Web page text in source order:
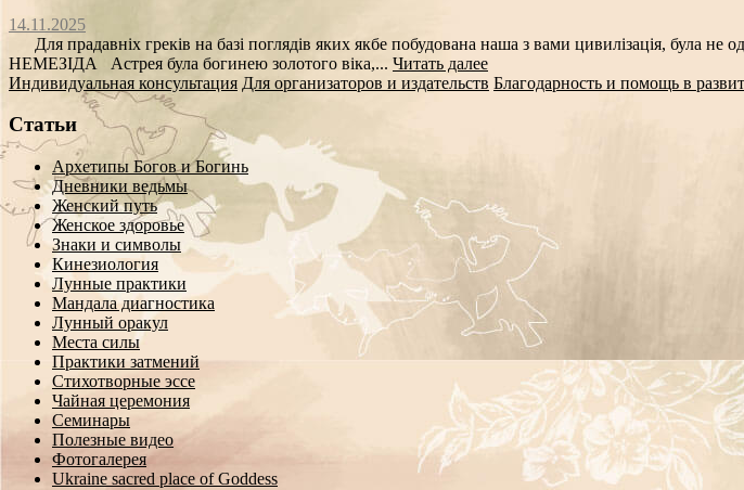
14.11.2025
Для прадавніх греків на базі поглядів яких якбе побудована наша з вами цивилізація, була
НЕМЕЗІДА Астрея була богинею золотого віка,... Читать далее
Индивидуальная консультация Для организаторов и издательств Благодарность и помощь в
Статьи
Архетипы Богов и Богинь
Дневники ведьмы
Женский путь
Женское здоровье
Знаки и символы
Кинезиология
Лунные практики
Мандала диагностика
Лунный оракул
Места силы
Практики затмений
Стихотворные эссе
Чайная церемония
Семинары
Полезные видео
Фотогалерея
Ukraine sacred place of Goddess